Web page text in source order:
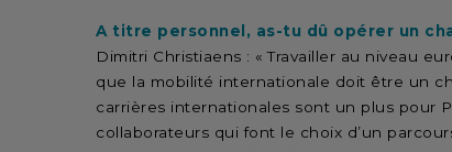
A titre personnel, as-tu dû opérer un
Dimitri Christiaens : « Travailler au niveau
que la mobilité internationale doit être un
carrières internationales sont un plus pour
collaborateurs qui font le choix d’un